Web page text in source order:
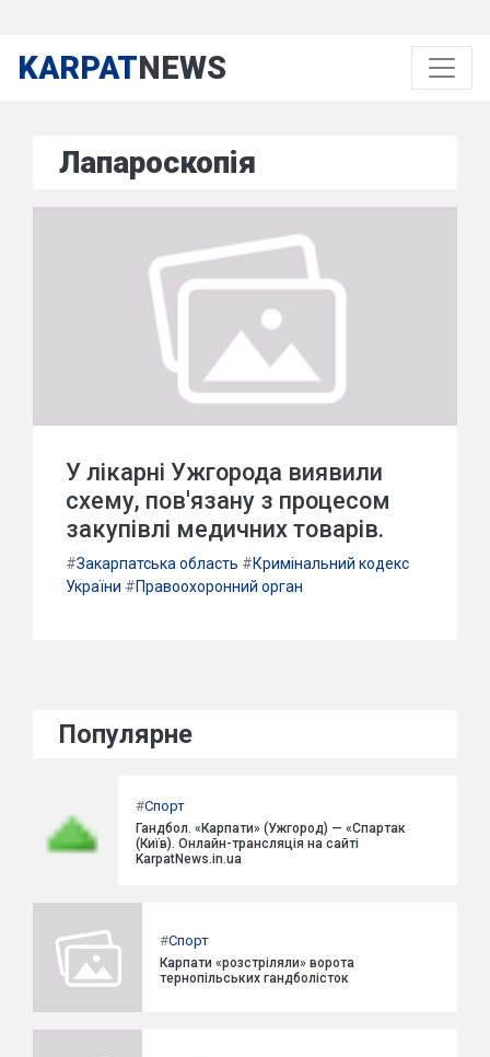
KARPATNEWS
Лапароскопія
У лікарні Ужгорода виявили
схему, пов'язану з процесом
закупівлі медичних товарів.
#Закарпатська область #Кримінальний кодекс
України #Правоохоронний орган
Популярне
#Спорт
Гандбол. «Карпати» (Ужгород) — «Спартак
(Київ). Онлайн-трансляція на сайті
KarpatNews.in.ua
#Спорт
Карпати «розстріляли» ворота
тернопільських гандболісток